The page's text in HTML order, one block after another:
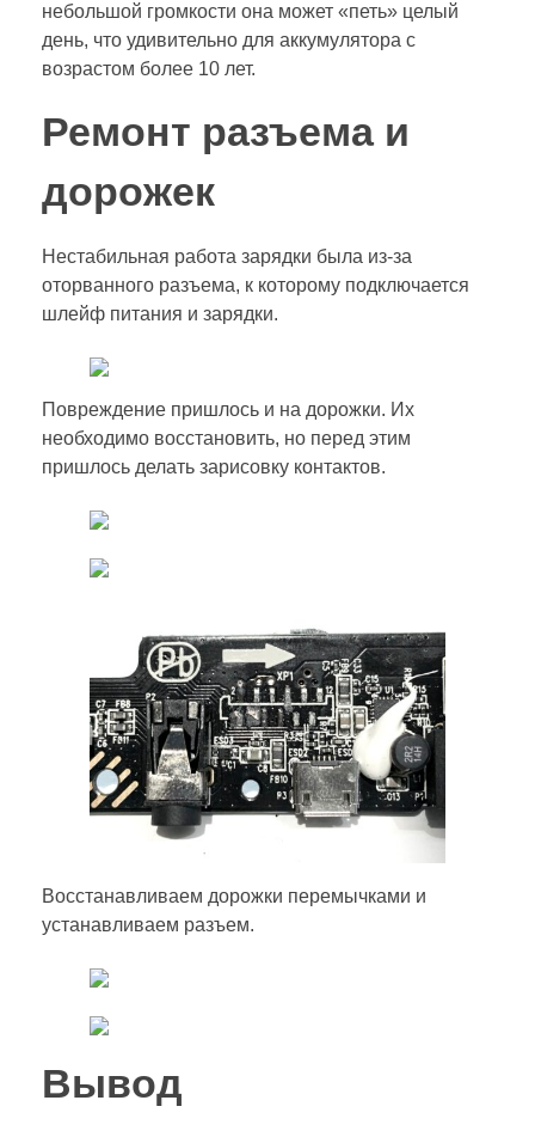
небольшой громкости она может «петь» целый
день, что удивительно для аккумулятора с
возрастом более 10 лет.
Ремонт разъема и
дорожек
Нестабильная работа зарядки была из-за
оторванного разъема, к которому подключается
шлейф питания и зарядки.
Повреждение пришлось и на дорожки. Их
необходимо восстановить, но перед этим
пришлось делать зарисовку контактов.
Восстанавливаем дорожки перемычками и
устанавливаем разъем.
Вывод